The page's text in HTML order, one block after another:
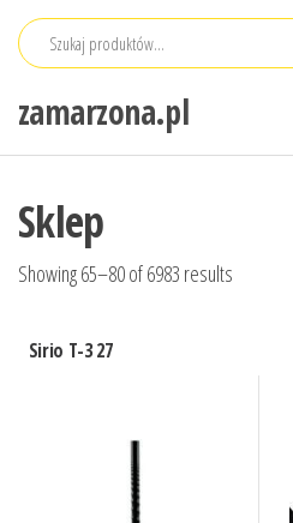
Przejdź
zamarzona.pl
Sklep
Showing 65–80 of 6983 results
Sirio T-3 27